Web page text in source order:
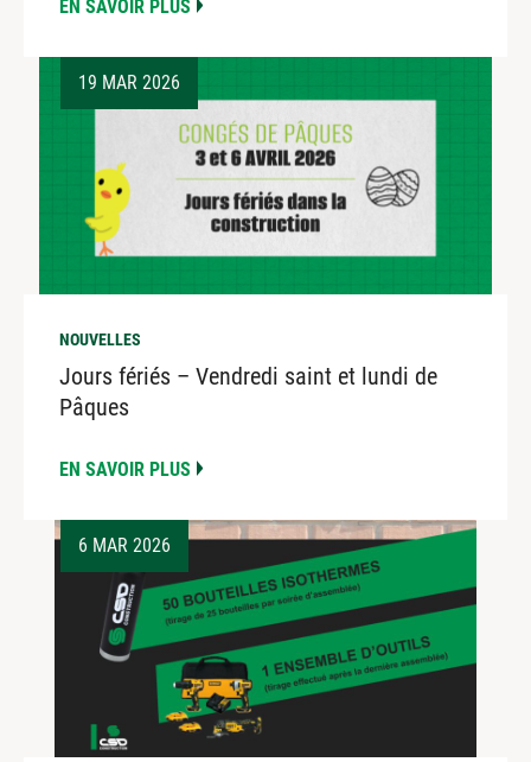
EN SAVOIR PLUS
19 MAR 2026
NOUVELLES
Jours fériés – Vendredi saint et lundi de
Pâques
EN SAVOIR PLUS
6 MAR 2026